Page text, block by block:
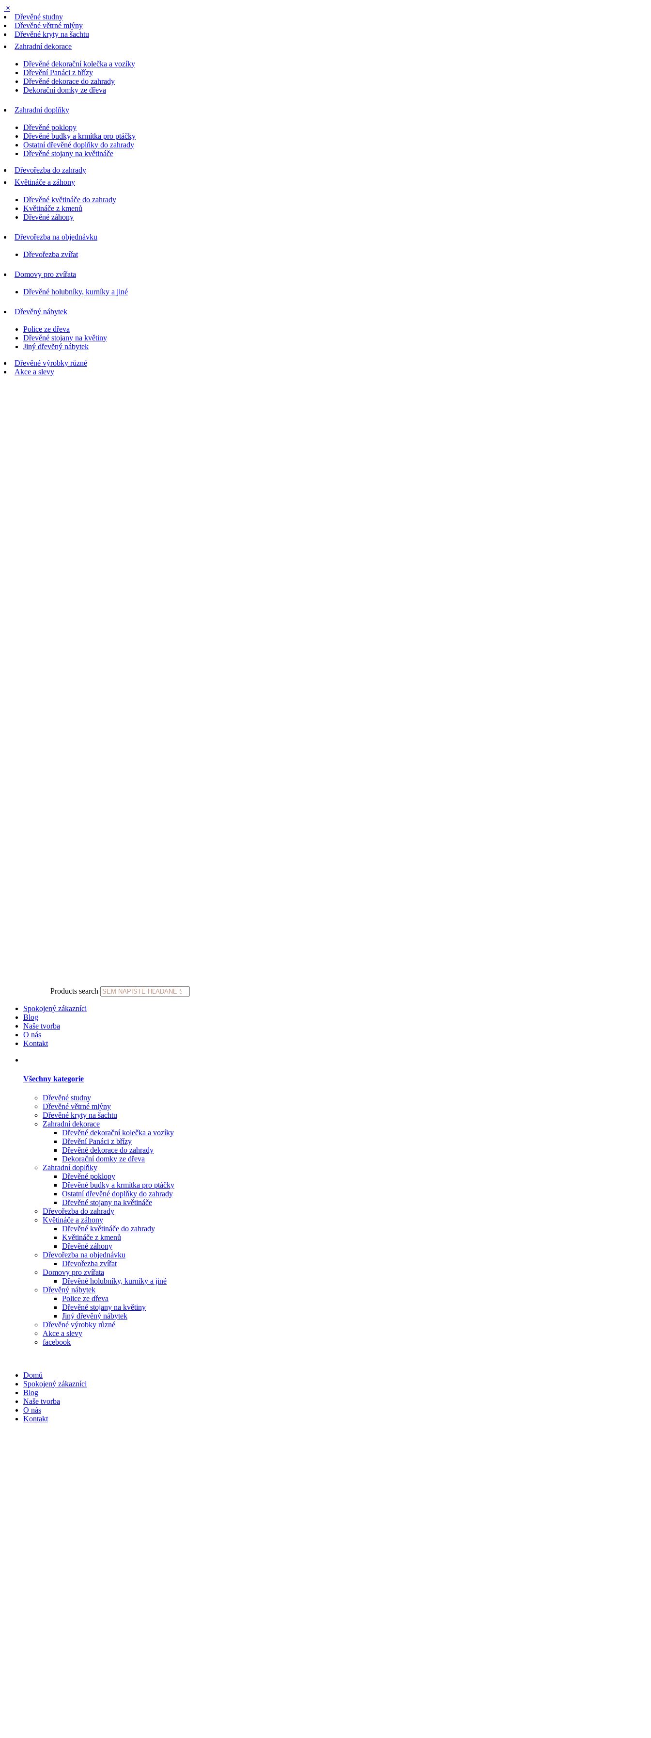
×
Dřevěné studny
Dřevěné větrné mlýny
Dřevěné kryty na šachtu
Zahradní dekorace
Dřevěné dekorační kolečka a vozíky
Dřevění Panáci z břízy
Dřevěné dekorace do zahrady
Dekorační domky ze dřeva
Zahradní doplňky
Dřevěné poklopy
Dřevěné budky a krmítka pro ptáčky
Ostatní dřevěné doplňky do zahrady
Dřevěné stojany na květináče
Dřevořezba do zahrady
Květináče a záhony
Dřevěné květináče do zahrady
Květináče z kmenů
Dřevěné záhony
Dřevořezba na objednávku
Dřevořezba zvířat
Domovy pro zvířata
Dřevěné holubníky, kurníky a jiné
Dřevěný nábytek
Police ze dřeva
Dřevěné stojany na květiny
Jiný dřevěný nábytek
Dřevěné výrobky různé
Akce a slevy
Products search
Spokojený zákazníci
Blog
Naše tvorba
O nás
Kontakt
Všechny kategorie
Dřevěné studny
Dřevěné větrné mlýny
Dřevěné kryty na šachtu
Zahradní dekorace
Dřevěné dekorační kolečka a vozíky
Dřevění Panáci z břízy
Dřevěné dekorace do zahrady
Dekorační domky ze dřeva
Zahradní doplňky
Dřevěné poklopy
Dřevěné budky a krmítka pro ptáčky
Ostatní dřevěné doplňky do zahrady
Dřevěné stojany na květináče
Dřevořezba do zahrady
Květináče a záhony
Dřevěné květináče do zahrady
Květináče z kmenů
Dřevěné záhony
Dřevořezba na objednávku
Dřevořezba zvířat
Domovy pro zvířata
Dřevěné holubníky, kurníky a jiné
Dřevěný nábytek
Police ze dřeva
Dřevěné stojany na květiny
Jiný dřevěný nábytek
Dřevěné výrobky různé
Akce a slevy
facebook
Domů
Spokojený zákazníci
Blog
Naše tvorba
O nás
Kontakt